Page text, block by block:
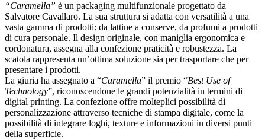
“Caramella” è un packaging multifunzionale progettato da
Salvatore Cavallaro. La sua struttura si adatta con versatilità a una
vasta gamma di prodotti: da lattine a conserve, da profumi a prodotti
di cura personale. Il design originale, con maniglia ergonomica e
cordonatura, assegna alla confezione praticità e robustezza. La
scatola rappresenta un’ottima soluzione sia per trasportare che per
presentare i prodotti.
La giuria ha assegnato a “Caramella” il premio “Best Use of
Technology”, riconoscendone le grandi potenzialità in termini di
digital printing. La confezione offre molteplici possibilità di
personalizzazione attraverso tecniche di stampa digitale, come la
possibilità di integrare loghi, texture e informazioni in diversi punti
della superficie.